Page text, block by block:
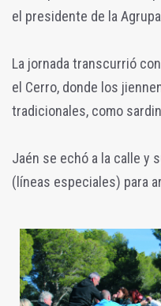
el presidente de la
La jornada transcurrió
el Cerro, donde los
tradicionales, como
Jaén se echó a la calle y
(líneas especiales) para